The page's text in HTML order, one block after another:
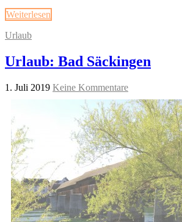
Weiterlesen
Urlaub
Urlaub: Bad Säckingen
1. Juli 2019 Keine Kommentare